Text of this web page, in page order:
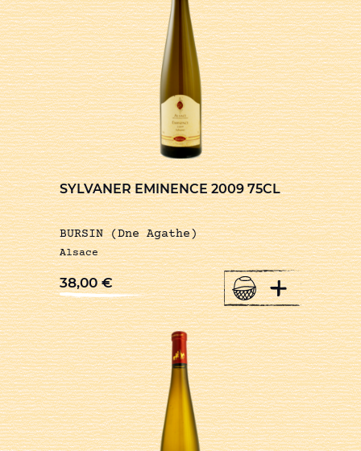
SYLVANER EMINENCE 2009 75CL
BURSIN (Dne Agathe)
Alsace
38,00€ +